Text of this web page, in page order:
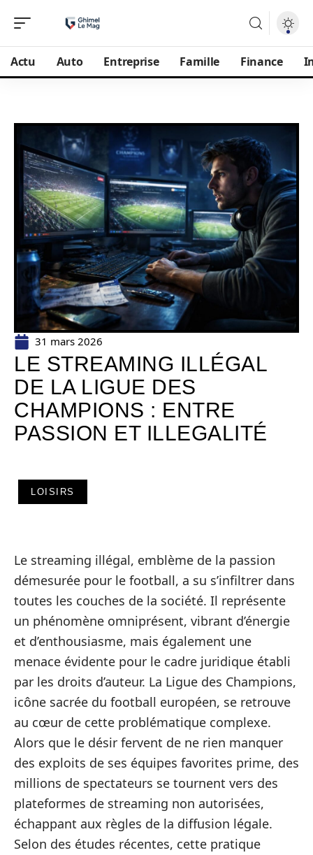
Actu Auto Entreprise Famille Finance
31 mars 2026
LE STREAMING ILLÉGAL
DE LA LIGUE DES
CHAMPIONS : ENTRE
PASSION ET ILLEGALITÉ
LOISIRS
Le streaming illégal, emblème de la passion
démesurée pour le football, a su s’infiltrer dans
toutes les couches de la société. Il représente
un phénomène omniprésent, vibrant d’énergie
et d’enthousiasme, mais également une
menace évidente pour le cadre juridique établi
par les droits d’auteur. La Ligue des Champions,
icône sacrée du football européen, se retrouve
au cœur de cette problématique complexe.
Alors que le désir fervent de ne rien manquer
des exploits de ses équipes favorites prime, des
millions de spectateurs se tournent vers des
plateformes de streaming non autorisées,
échappant aux règles de la diffusion légale.
Selon des études récentes, cette pratique